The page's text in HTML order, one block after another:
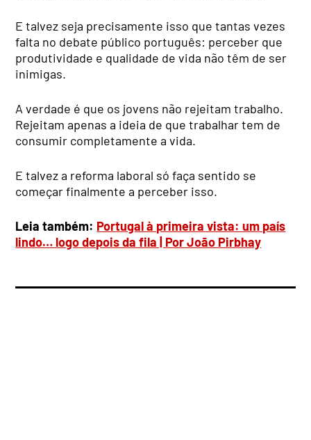
E talvez seja precisamente isso que tantas vezes
falta no debate público português: perceber que
produtividade e qualidade de vida não têm de ser
inimigas.
A verdade é que os jovens não rejeitam trabalho.
Rejeitam apenas a ideia de que trabalhar tem de
consumir completamente a vida.
E talvez a reforma laboral só faça sentido se
começar finalmente a perceber isso.
Leia também: Portugal à primeira vista: um país
lindo… logo depois da fila | Por João Pirbhay